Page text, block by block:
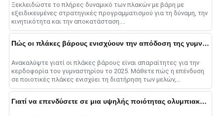
Ξεκλειδώστε το πλήρες δυναμικό των πλακών με βάρη με
εξειδικευμένες στρατηγικές προγραμματισμού για τη δύναμη, την
κινητικότητα και την αποκατάσταση....
Πώς οι πλάκες βάρους ενισχύουν την απόδοση της γυμναστικής στο 2025
Ανακαλύψτε γιατί οι πλάκες βάρους είναι απαραίτητες για την
κερδοφορία του γυμναστηρίου το 2025. Μάθετε πώς η επένδυση
σε ποιοτικές πλάκες ενισχύει τη διατήρηση των μελών,
προσελκύει νέους πελάτες, α......
Γιατί να επενδύσετε σε μια υψηλής ποιότητας ολυμπιακή μπάρα;